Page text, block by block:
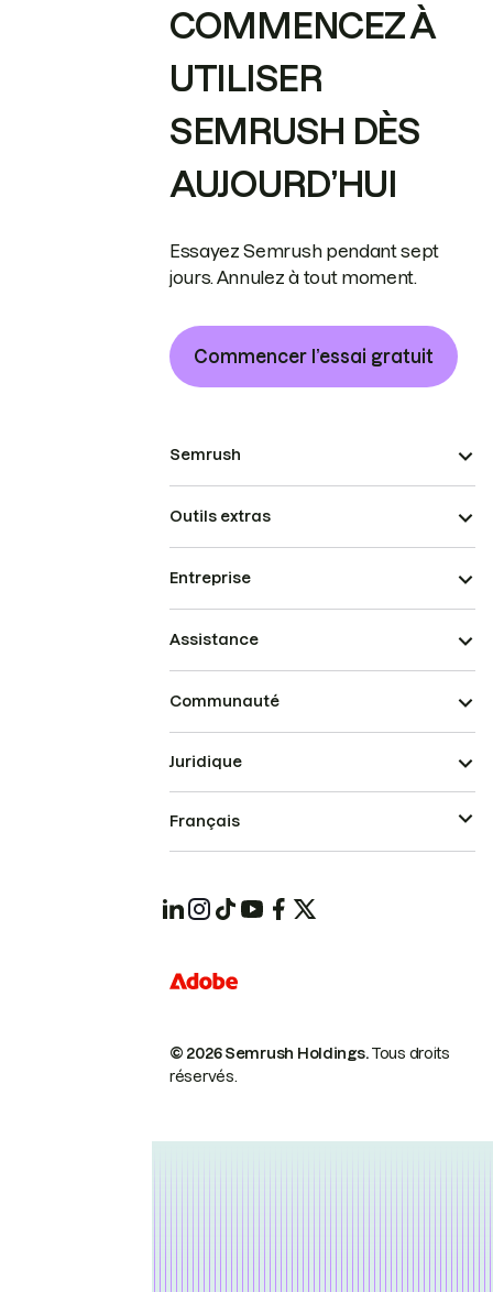
COMMENCEZ À
UTILISER
SEMRUSH DÈS
AUJOURD’HUI
Essayez Semrush pendant sept
jours. Annulez à tout moment.
Commencer l’essai gratuit
Semrush
Outils extras
Entreprise
Assistance
Communauté
© 2026 Semrush Holdings.Tous droits
réservés.
Juridique
Français